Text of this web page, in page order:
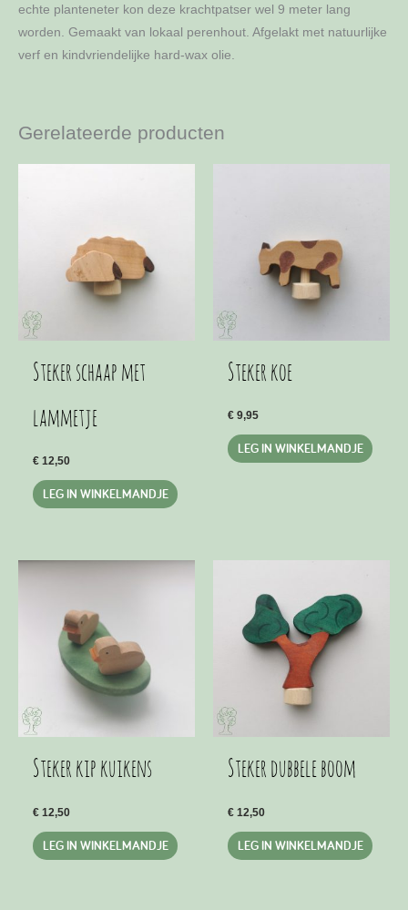
echte planteneter kon deze krachtpatser wel 9 meter lang
worden. Gemaakt van lokaal perenhout. Afgelakt met natuurlijke
verf en kindvriendelijke hard-wax olie.
Gerelateerde producten
Steker schaap met
lammetje
€ 12,50
LEG IN WINKELMANDJE
Steker koe
€ 9,95
LEG IN WINKELMANDJE
Steker kip kuikens
€ 12,50
LEG IN WINKELMANDJE
Steker dubbele boom
€ 12,50
LEG IN WINKELMANDJE